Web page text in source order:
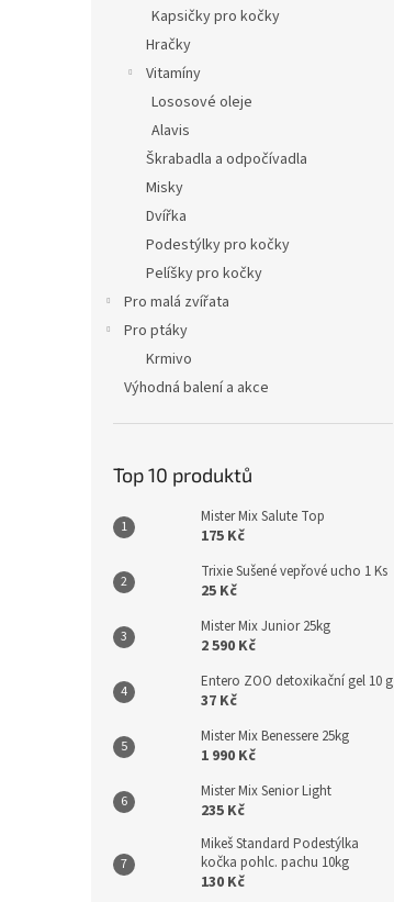
Kapsičky pro kočky
Hračky
Vitamíny
Lososové oleje
Alavis
Škrabadla a odpočívadla
Misky
Dvířka
Podestýlky pro kočky
Pelíšky pro kočky
Pro malá zvířata
Pro ptáky
Krmivo
Výhodná balení a akce
Top 10 produktů
Mister Mix Salute Top
175 Kč
Trixie Sušené vepřové ucho 1 Ks
25 Kč
Mister Mix Junior 25kg
2 590 Kč
Entero ZOO detoxikační gel 10 g
37 Kč
Mister Mix Benessere 25kg
1 990 Kč
Mister Mix Senior Light
235 Kč
Mikeš Standard Podestýlka
kočka pohlc. pachu 10kg
130 Kč